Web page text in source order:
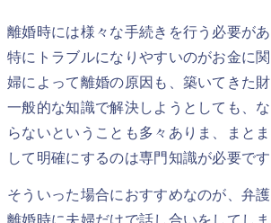
離婚時には様々な手続きを行う必要が
特にトラブルになりやすいのがお金に
婦によって離婚の原因も、築いてきた財
一般的な知識で解決しようとしても、
らないということも多々ありま、まと
して明確にするのは専門知識が必要です
そういった場合におすすめなのが、弁護
離婚時に夫婦だけで話し合いをしてし